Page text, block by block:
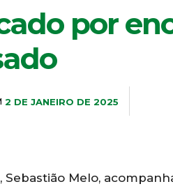
por
2 DE JANEIRO DE 2025
Melo,